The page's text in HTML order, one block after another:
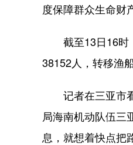
度保障群众生命财
截至13日16时，
38152人，转移渔
记者在三亚市看
局海南机动队伍三
息，就想着快点把